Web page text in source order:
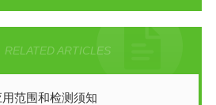
RELATED ARTICLES
范围和检测须知